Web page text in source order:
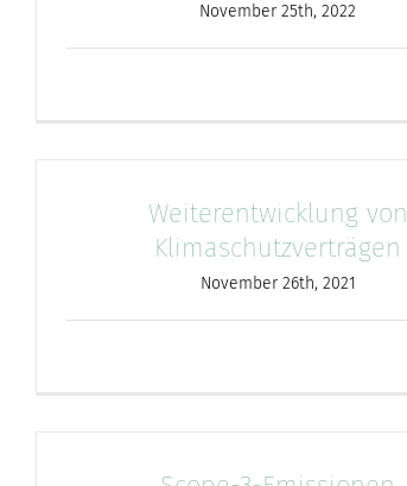
November 25th, 2022
Weiterentwicklung von
Klimaschutzverträgen
November 26th, 2021